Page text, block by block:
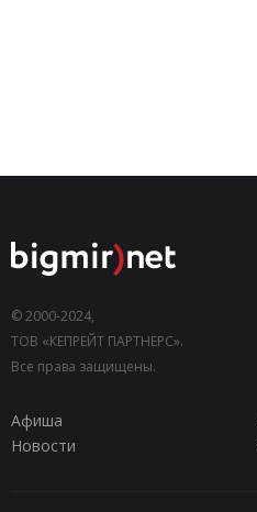
© 2000-2024,
ТОВ «КЕПРЕЙТ ПАРТНЕРС».
Все права защищены.
Афиша
Новости